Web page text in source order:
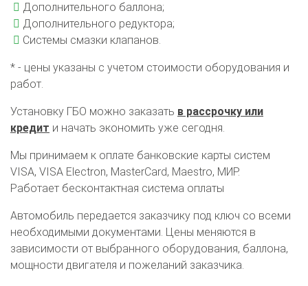
Дополнительного баллона;
Дополнительного редуктора;
Системы смазки клапанов.
* - цены указаны с учетом стоимости оборудования и
работ.
Установку ГБО можно заказать в рассрочку или
кредит и начать экономить уже сегодня.
Мы принимаем к оплате банковские карты систем
VISA, VISA Electron, MasterCard, Maestro, МИР.
Работает бесконтактная система оплаты
Автомобиль передается заказчику под ключ со всеми
необходимыми документами. Цены меняются в
зависимости от выбранного оборудования, баллона,
мощности двигателя и пожеланий заказчика.